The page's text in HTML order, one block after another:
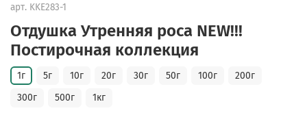
арт. KKE283-1
Отдушка Утренняя роса NEW!!!
Постирочная коллекция
1г 5г 10г 20г 30г 50г 100г
200г
300г
500г 1кг